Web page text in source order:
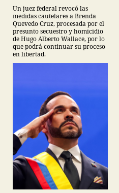
Un juez federal revocó las
medidas cautelares a Brenda
Quevedo Cruz, procesada por el
presunto secuestro y homicidio
de Hugo Alberto Wallace, por lo
que podrá continuar su proceso
en libertad.